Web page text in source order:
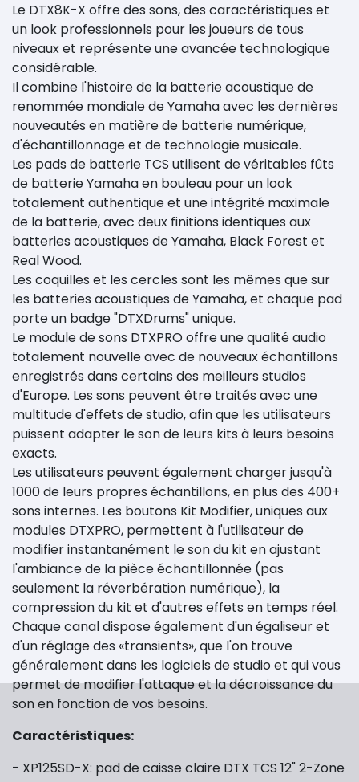
Le DTX8K-X offre des sons, des caractéristiques et
un look professionnels pour les joueurs de tous
niveaux et représente une avancée technologique
considérable.
Il combine l'histoire de la batterie acoustique de
renommée mondiale de Yamaha avec les dernières
nouveautés en matière de batterie numérique,
d'échantillonnage et de technologie musicale.
Les pads de batterie TCS utilisent de véritables fûts
de batterie Yamaha en bouleau pour un look
totalement authentique et une intégrité maximale
de la batterie, avec deux finitions identiques aux
batteries acoustiques de Yamaha, Black Forest et
Real Wood.
Les coquilles et les cercles sont les mêmes que sur
les batteries acoustiques de Yamaha, et chaque pad
porte un badge "DTXDrums" unique.
Le module de sons DTXPRO offre une qualité audio
totalement nouvelle avec de nouveaux échantillons
enregistrés dans certains des meilleurs studios
d'Europe. Les sons peuvent être traités avec une
multitude d'effets de studio, afin que les utilisateurs
puissent adapter le son de leurs kits à leurs besoins
exacts.
Les utilisateurs peuvent également charger jusqu'à
1000 de leurs propres échantillons, en plus des 400+
sons internes. Les boutons Kit Modifier, uniques aux
modules DTXPRO, permettent à l'utilisateur de
modifier instantanément le son du kit en ajustant
l'ambiance de la pièce échantillonnée (pas
seulement la réverbération numérique), la
compression du kit et d'autres effets en temps réel.
Chaque canal dispose également d'un égaliseur et
d'un réglage des «transients», que l'on trouve
généralement dans les logiciels de studio et qui vous
permet de modifier l'attaque et la décroissance du
son en fonction de vos besoins.
Caractéristiques:
- XP125SD-X: pad de caisse claire DTX TCS 12" 2-Zone